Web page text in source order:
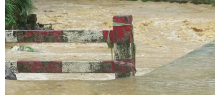
gây vụ lao xe vào đám đông ở
Munich
06/08/2026 15:57
Italy và Hy Lạp trở thành điểm nóng
của virus Tây sông Nile
06/08/2026 13:24